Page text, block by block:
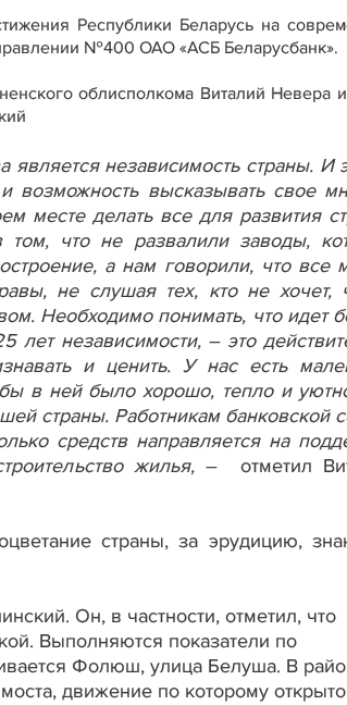
Республики Беларусь на
№400 ОАО «АСБ Беларусбанк».
облисполкома Виталий Невера
независимость страны. И
возможность высказывать свое
месте делать все для развития
том, что не развалили заводы,
а нам говорили, что все
не слушая тех, кто не хочет,
Необходимо понимать, что идет
лет независимости, – это
и ценить. У нас есть
в ней было хорошо, тепло и
страны. Работникам банковской
средств направляется на
жилья,– отметил
страны, за эрудицию,
Он, в частности, отметил, что
Выполняются показатели по
Фолюш, улица Белуша. В
движение по которому открыто